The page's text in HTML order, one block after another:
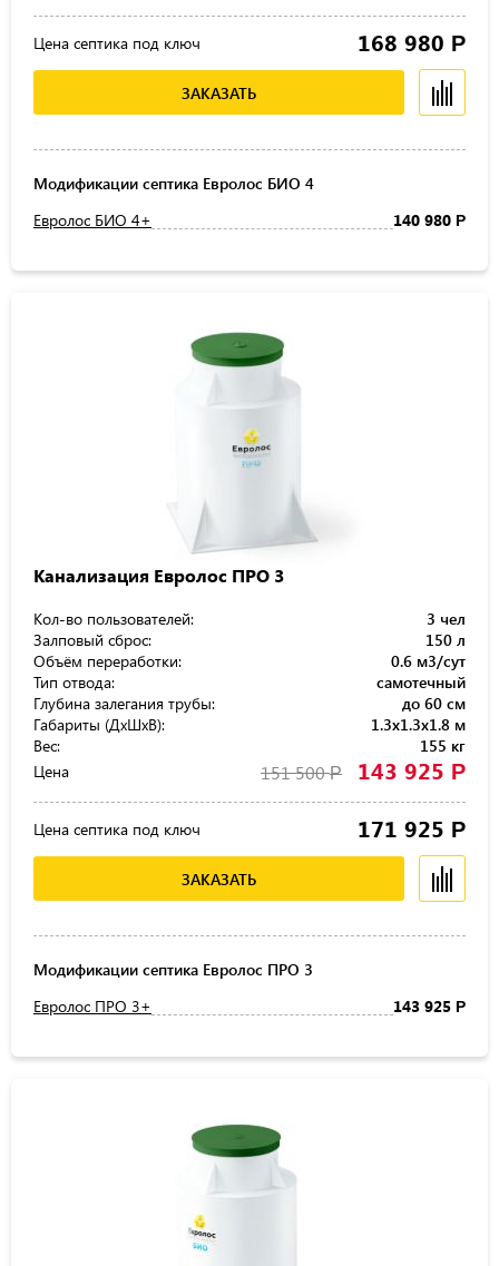
Цена септика под ключ 168 980 Р
ЗАКАЗАТЬ
Модификации септика Евролос БИО 4
Евролос БИО 4+
140 980 Р
Канализация Евролос ПРО 3
Кол-во пользователей:
3 чел
Залповый сброс:
150 л
Объём переработки:
0.6 м3/сут
Тип отвода:
самотечный
Глубина залегания трубы:
до 60 см
Габариты (ДхШхВ):
1.3x1.3x1.8 м
Вес:
155 кг
Цена
151 500Р 143 925 Р
Цена септика под ключ 171 925 Р
ЗАКАЗАТЬ
Модификации септика Евролос ПРО 3
Евролос ПРО 3+
143 925 Р